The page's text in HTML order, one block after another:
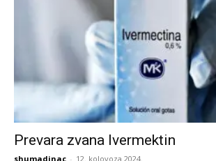
Prevara zvana Ivermektin
shumadinac - 12. kolovoza 2024.